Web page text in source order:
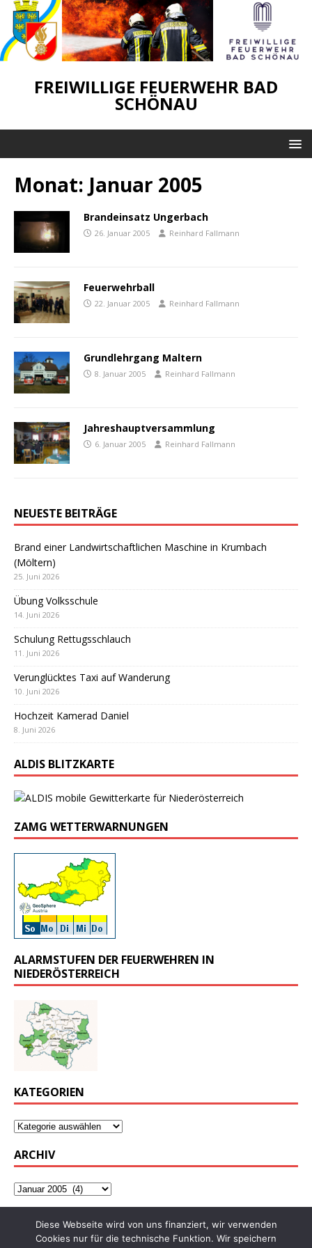
FREIWILLIGE FEUERWEHR BAD
SCHÖNAU
Monat: Januar 2005
Brandeinsatz Ungerbach
26. Januar 2005 Reinhard Fallmann
Feuerwehrball
22. Januar 2005 Reinhard Fallmann
Grundlehrgang Maltern
8. Januar 2005 Reinhard Fallmann
Jahreshauptversammlung
6. Januar 2005 Reinhard Fallmann
NEUESTE BEITRÄGE
Brand einer Landwirtschaftlichen Maschine in Krumbach
(Möltern)
25. Juni 2026
Übung Volksschule
14. Juni 2026
Schulung Rettugsschlauch
11. Juni 2026
Verunglücktes Taxi auf Wanderung
10. Juni 2026
Hochzeit Kamerad Daniel
8. Juni 2026
ALDIS BLITZKARTE
ZAMG WETTERWARNUNGEN
ALARMSTUFEN DER FEUERWEHREN IN
NIEDERÖSTERREICH
KATEGORIEN
ARCHIV
Diese Webseite wird von uns finanziert, wir verwenden
Cookies nur für die technische Funktion. Wir speichern